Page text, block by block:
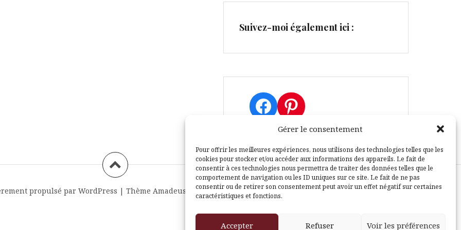
Gérer le consentement
Pour offrir les meilleures expériences, nous utilisons des technologies telles que les
cookies pour stocker et/ou accéder aux informations des appareils. Le fait de
consentir à ces technologies nous permettra de traiter des données telles que le
comportement de navigation ou les ID uniques sur ce site. Le fait de ne pas
consentir ou de retirer son consentement peut avoir un effet négatif sur certaines
caractéristiques et fonctions.
Accepter Refuser Voir les préférences
Suivez-moi également ici :
Facebook
Pinterest
propulsé par WordPress | Thème Amadeus par Themeisle